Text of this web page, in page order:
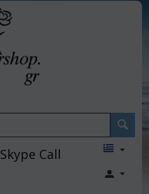
Skype Call